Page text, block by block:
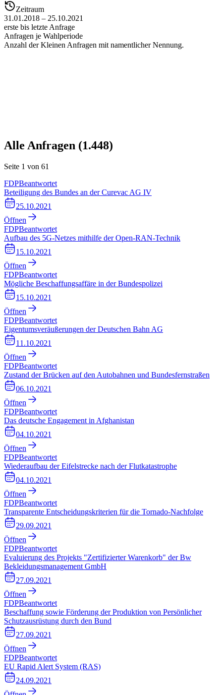
Zeitraum
31.01.2018 – 25.10.2021
erste bis letzte Anfrage
Anfragen je Wahlperiode
Anzahl der Kleinen Anfragen mit namentlicher Nennung.
Alle Anfragen (1.448)
Seite 1 von 61
FDPBeantwortet
Beteiligung des Bundes an der Curevac AG IV
25.10.2021
Öffnen
FDPBeantwortet
Aufbau des 5G-Netzes mithilfe der Open-RAN-Technik
15.10.2021
Öffnen
FDPBeantwortet
Mögliche Beschaffungsaffäre in der Bundespolizei
15.10.2021
Öffnen
FDPBeantwortet
Eigentumsveräußerungen der Deutschen Bahn AG
11.10.2021
Öffnen
FDPBeantwortet
Zustand der Brücken auf den Autobahnen und Bundesfernstraßen
06.10.2021
Öffnen
FDPBeantwortet
Das deutsche Engagement in Afghanistan
04.10.2021
Öffnen
FDPBeantwortet
Wiederaufbau der Eifelstrecke nach der Flutkatastrophe
04.10.2021
Öffnen
FDPBeantwortet
Transparente Entscheidungskriterien für die Tornado-Nachfolge
29.09.2021
Öffnen
FDPBeantwortet
Evaluierung des Projekts "Zertifizierter Warenkorb" der Bw
Bekleidungsmanagement GmbH
27.09.2021
Öffnen
FDPBeantwortet
Beschaffung sowie Förderung der Produktion von Persönlicher
Schutzausrüstung durch den Bund
27.09.2021
Öffnen
FDPBeantwortet
EU Rapid Alert System (RAS)
24.09.2021